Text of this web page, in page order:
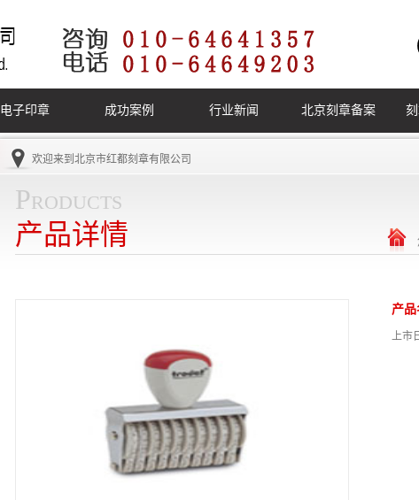
电子印章 成功案例 行业新闻 北京刻章备案
欢迎来到 北京市红都刻章有限公司
Products
产品详情
产品
上市